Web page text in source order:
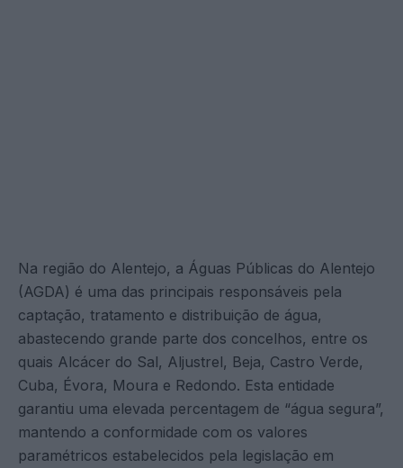
Na região do Alentejo, a Águas Públicas do Alentejo
(AGDA) é uma das principais responsáveis pela
captação, tratamento e distribuição de água,
abastecendo grande parte dos concelhos, entre os
quais Alcácer do Sal, Aljustrel, Beja, Castro Verde,
Cuba, Évora, Moura e Redondo. Esta entidade
garantiu uma elevada percentagem de “água segura”,
mantendo a conformidade com os valores
paramétricos estabelecidos pela legislação em